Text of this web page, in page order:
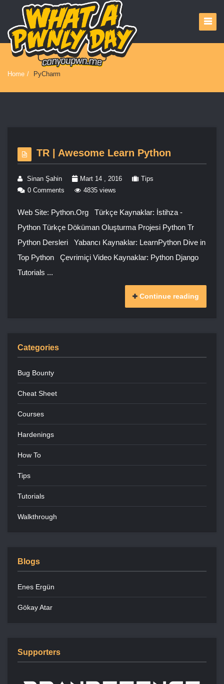
Home / PyCharm
TR | Awesome Learn Python
Sinan Şahin Mart 14 , 2016
Tips
0 Comments
4835 views
Web Site: Python.Org Türkçe Kaynaklar: İstihza -
Python Türkçe Döküman Oluşturma Projesi Python Tr
Python Dersleri Yabancı Kaynaklar: LearnPython Dive in
Top Python Çevrimiçi Video Kaynaklar: Python Django
Tutorials ...
Continue reading
Categories
Bug Bounty
Cheat Sheet
Courses
Hardenings
How To
Tips
Tutorials
Walkthrough
Blogs
Enes Ergün
Gökay Atar
Supporters